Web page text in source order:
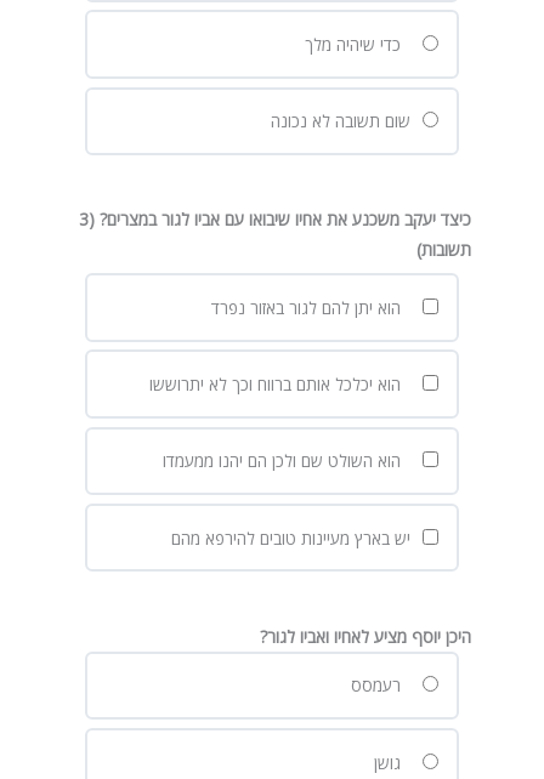
כדי שיהיה מלך
שום תשובה לא נכונה
כיצד יעקב משכנע את אחיו שיבואו עם אביו לגור במצרים? (3
תשובות)
הוא יתן להם לגור באזור נפרד
הוא יכלכל אותם ברווח וכך לא יתרוששו
הוא השולט שם ולכן הם יהנו ממעמדו
יש בארץ מעיינות טובים להירפא מהם
היכן יוסף מציע לאחיו ואביו לגור?
רעמסס
גושן